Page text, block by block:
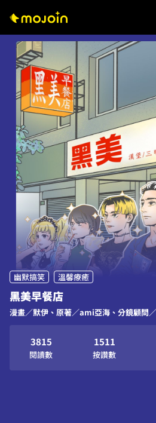
幽默搞笑 溫馨療癒
黑美早餐店
漫畫／默伊、原著／ami亞海、分鏡顧問
0
1
3
4
0
1
2
3
4
5
6
8
9
1
2
0
1
2
3
5
6
閱讀數
1
2
3
5
6
1
2
1
2
按讚數